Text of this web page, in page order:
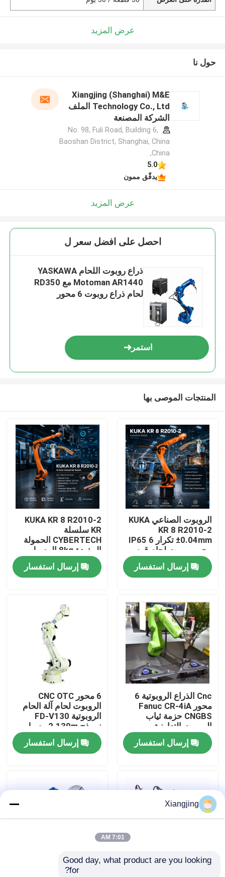
المنتجات
فيديوهات
معلومات عنا
جولة في المعمل
رقابة جودة
مدونة
عرض المزيد
حول نا
Xiangjing (Shanghai) M&E
Technology Co., Ltd الملف
الشركة المصنعة
No. 98, Fuli Road, Building 6,
Baoshan District, Shanghai, China
,China
5.0
يدقّق ممون
عرض المزيد
احصل على افضل سعر ل
ذراع روبوت اللحام YASKAWA
Motoman AR1440 مع RD350
لحام ذراع روبوت 6 محور
استمر
المنتجات الموصى بها
الروبوت الصناعي KUKA
KR 8 R2010-2
±0.04mm تكرار IP65 6
محور روبوت لحام قوس
و KR C4 KR C5 KR C5-2
مجلس إدارةإرسال استفسار
KUKA KR 8 R2010-2
KR سلسلة
CYBERTECH الحمولة
المفيدة 8kg الوصول
2013mm 6 محور روبوت
صناعي TBi RM2 روبوت
مصابيح لحام
إرسال استفسار
Cnc الذراع الروبوتية 6
محور Fanuc CR-4iA
CNGBS حزمة ثياب
الروبوت التعاونية
الروبوت لحام
إرسال استفسار
6 محور CNC OTC
الروبوت لحام آلة الحام
الروبوتية FD-V130
نموذج 2.139m وصول
إرسال استفسار
YASKAWA AR1440 6
Xiangjing
7:01 AM
Good day, what product are you looking
for?